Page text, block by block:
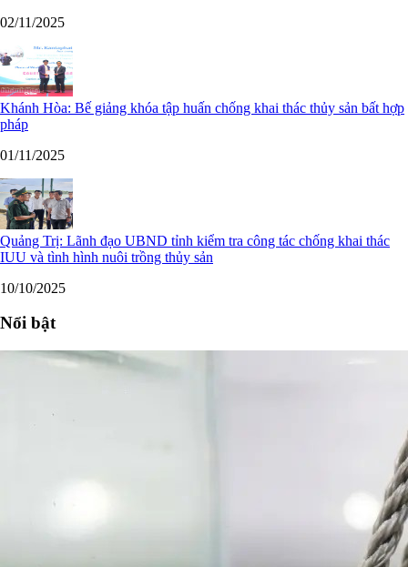
02/11/2025
Khánh Hòa: Bế giảng khóa tập huấn chống khai thác thủy sản bất hợp
pháp
01/11/2025
Quảng Trị: Lãnh đạo UBND tỉnh kiểm tra công tác chống khai thác
IUU và tình hình nuôi trồng thủy sản
10/10/2025
Nổi bật